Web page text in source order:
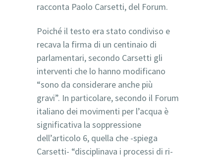
racconta Paolo Carsetti, del Forum.
Poiché il testo era stato condiviso e
recava la firma di un centinaio di
parlamentari, secondo Carsetti gli
interventi che lo hanno modificano
“sono da considerare anche più
gravi”. In particolare, secondo il Forum
italiano dei movimenti per l’acqua è
significativa la soppressione
dell’articolo 6, quella che -spiega
Carsetti- “disciplinava i processi di ri-